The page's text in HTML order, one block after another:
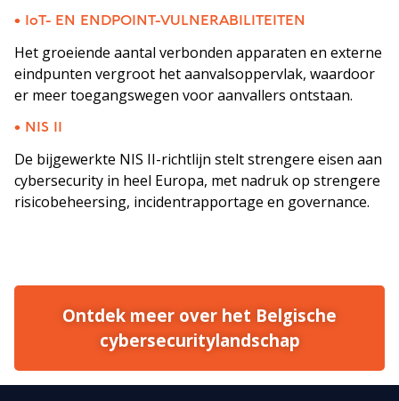
• IoT- EN ENDPOINT-VULNERABILITEITEN
Het groeiende aantal verbonden apparaten en externe
eindpunten vergroot het aanvalsoppervlak, waardoor
er meer toegangswegen voor aanvallers ontstaan.
• NIS II
De bijgewerkte NIS II-richtlijn stelt strengere eisen aan
cybersecurity in heel Europa, met nadruk op strengere
risicobeheersing, incidentrapportage en governance.
Ontdek meer over het Belgische
cybersecuritylandschap